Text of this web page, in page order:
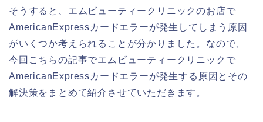
そうすると、エムビューティークリニックのお店で
AmericanExpressカードエラーが発生してしまう原因
がいくつか考えられることが分かりました。なので、
今回こちらの記事でエムビューティークリニックで
AmericanExpressカードエラーが発生する原因とその
解決策をまとめて紹介させていただきます。